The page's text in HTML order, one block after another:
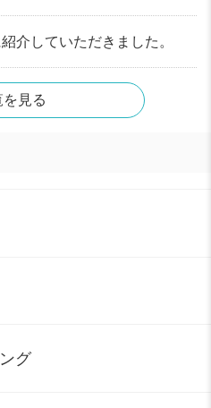
介していただきました。
を見る
グ